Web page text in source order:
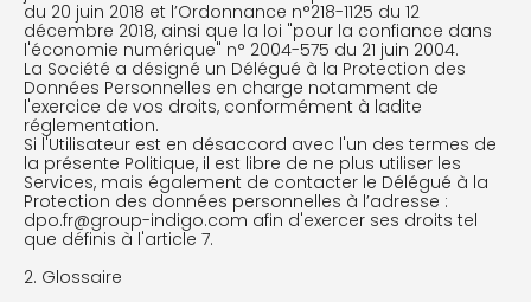
du 20 juin 2018 et l’Ordonnance n°218-1125 du 12
décembre 2018, ainsi que la loi "pour la confiance dans
l'économie numérique" n° 2004-575 du 21 juin 2004.
La Société a désigné un Délégué à la Protection des
Données Personnelles en charge notamment de
l'exercice de vos droits, conformément à ladite
réglementation.
Si l'Utilisateur est en désaccord avec l'un des termes de
la présente Politique, il est libre de ne plus utiliser les
Services, mais également de contacter le Délégué à la
Protection des données personnelles à l’adresse :
dpo.fr@group-indigo.com afin d'exercer ses droits tel
que définis à l'article 7.
2. Glossaire